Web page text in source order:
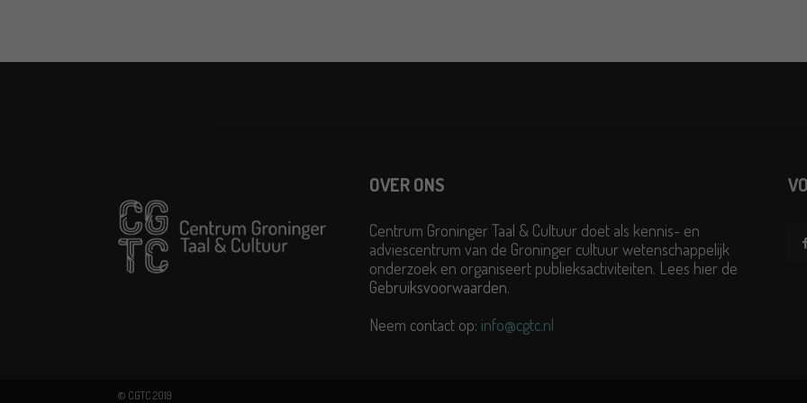
OVER ONS
Centrum Groninger Taal & Cultuur doet als kennis- en
adviescentrum van de Groninger cultuur wetenschappelijk
onderzoek en organiseert publieksactiviteiten. Lees hier de
Gebruiksvoorwaarden.
Neem contact op: info@cgtc.nl
© CGTC 2019